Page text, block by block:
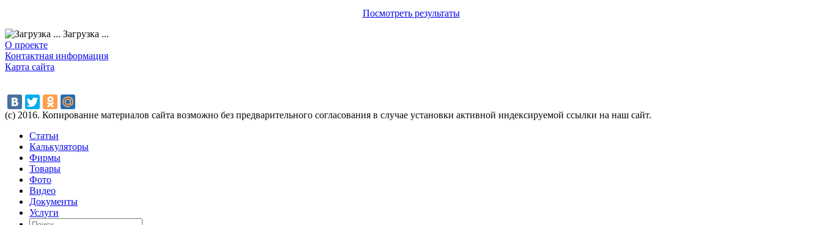
Посмотреть результаты
Загрузка ...
О проекте
Контактная информация
Карта сайта
(с) 2016. Копирование материалов сайта возможно без предварительного согласования в случае установки активной индексируемой ссылки на наш сайт.
Статьи
Калькуляторы
Фирмы
Товары
Фото
Видео
Документы
Услуги